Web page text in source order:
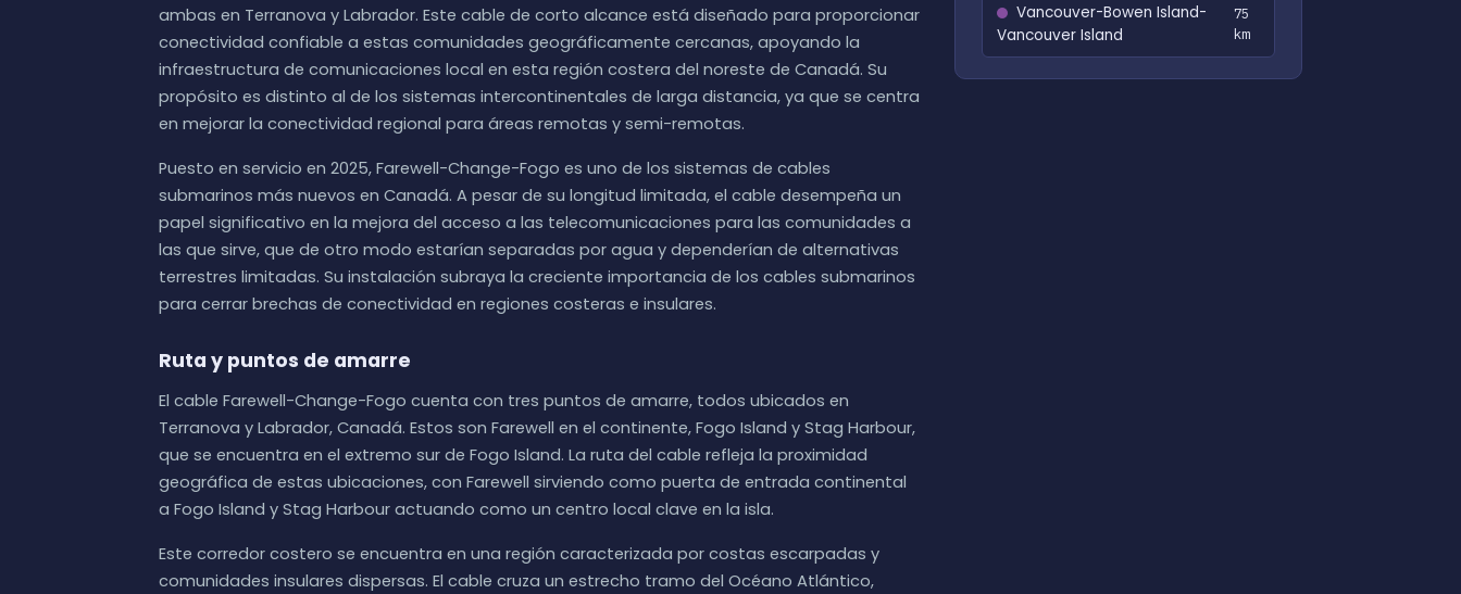
ambas en Terranova y Labrador. Este cable de corto alcance está diseñado para proporcionar
conectividad confiable a estas comunidades geográficamente cercanas, apoyando la
infraestructura de comunicaciones local en esta región costera del noreste de Canadá. Su
propósito es distinto al de los sistemas intercontinentales de larga distancia, ya que se centra
en mejorar la conectividad regional para áreas remotas y semi-remotas.
Puesto en servicio en 2025, Farewell-Change-Fogo es uno de los sistemas de cables
submarinos más nuevos en Canadá. A pesar de su longitud limitada, el cable desempeña un
papel significativo en la mejora del acceso a las telecomunicaciones para las comunidades a
las que sirve, que de otro modo estarían separadas por agua y dependerían de alternativas
terrestres limitadas. Su instalación subraya la creciente importancia de los cables submarinos
para cerrar brechas de conectividad en regiones costeras e insulares.
Ruta y puntos de amarre
El cable Farewell-Change-Fogo cuenta con tres puntos de amarre, todos ubicados en
Terranova y Labrador, Canadá. Estos son Farewell en el continente, Fogo Island y Stag Harbour,
que se encuentra en el extremo sur de Fogo Island. La ruta del cable refleja la proximidad
geográfica de estas ubicaciones, con Farewell sirviendo como puerta de entrada continental
a Fogo Island y Stag Harbour actuando como un centro local clave en la isla.
Este corredor costero se encuentra en una región caracterizada por costas escarpadas y
comunidades insulares dispersas. El cable cruza un estrecho tramo del Océano Atlántico,
Vancouver-Bowen Island-
Vancouver Island
75
km